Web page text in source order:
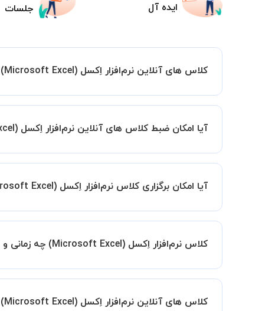
ایده آل
جلسات
کلاس های آنلاین نرم‌افزار اِکسل (Microsoft Excel) استادبانک چگونه است؟
اگر تاکنون تجربه برگزاری کلاس آنلاین نداشته
آیا امکان ضبط کلاس های آنلاین نرم‌افزار اِکسل (Microsoft Excel) وجود دارد؟
بله، فقط این موضوع را بایستی قبل از برگزاری
آیا امکان برگزاری کلاس نرم‌افزار اِکسل (Microsoft Excel) به صورت گروهی وجود دارد؟ در این صورت هزینه به چه صورت محاسبه میشود؟
کلاس نرم‌افزار اِکسل (Microsoft Excel) چه زمانی و در کجا تشکیل میشود؟
زمان برگزاری کلاس های نرم‌افزار اِکسل (Microsoft Excel) به صورت توافقی بین شما و استاد تعیین خواهد شد.
مانند کتابخانه با استاد خود هماهنگی لازم را انجام
کلاس های آنلاین نرم‌افزار اِکسل (Microsoft Excel) در چه محیطی برگزار میشود؟